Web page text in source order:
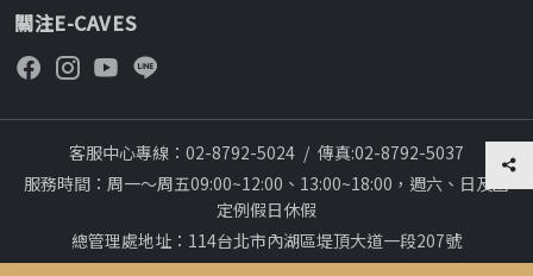
關注E-CAVES
客服中心專線：02-8792-5024 / 傳真:02-8792-5037
服務時間：周一～周五09:00~12:00、13:00~18:00，週六、日及國
定例假日休假
總管理處地址：114台北市內湖區堤頂大道一段207號
本網站建議採用chrome瀏覽器,瀏覽更順暢